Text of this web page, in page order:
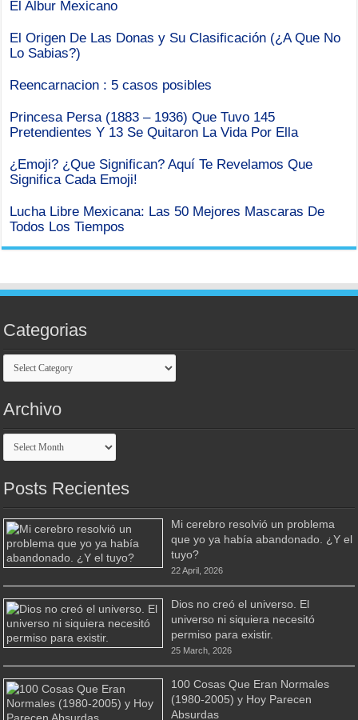
El Albur Mexicano
El Origen De Las Donas y Su Clasificación (¿A Que No
Lo Sabias?)
Reencarnacion : 5 casos posibles
Princesa Persa (1883 – 1936) Que Tuvo 145
Pretendientes Y 13 Se Quitaron La Vida Por Ella
¿Emoji? ¿Que Significan? Aquí Te Revelamos Que
Significa Cada Emoji!
Lucha Libre Mexicana: Las 50 Mejores Mascaras De
Todos Los Tiempos
Categorias
Categorias
Archivo
Archivo
Posts Recientes
Mi cerebro resolvió un problema
que yo ya había abandonado. ¿Y el
tuyo?
22 April, 2026
Dios no creó el universo. El
universo ni siquiera necesitó
permiso para existir.
25 March, 2026
100 Cosas Que Eran Normales
(1980-2005) y Hoy Parecen
Absurdas